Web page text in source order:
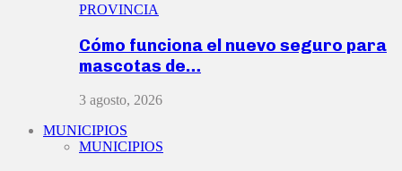
PROVINCIA
Cómo funciona el nuevo seguro para
mascotas de…
3 agosto, 2026
MUNICIPIOS
MUNICIPIOS